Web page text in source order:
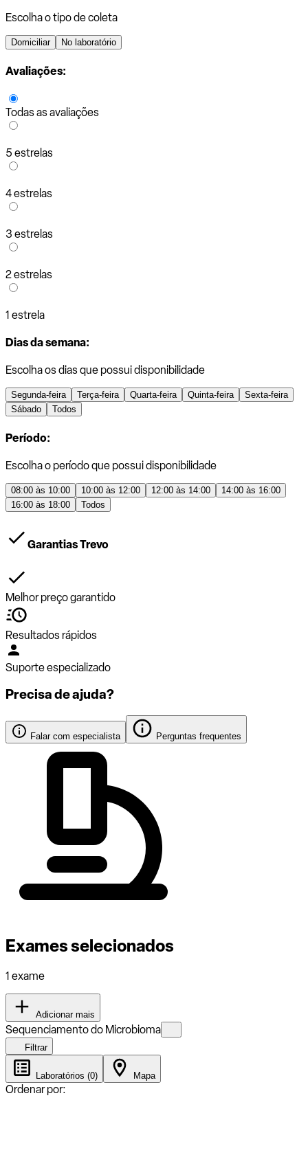
Escolha o tipo de coleta
Domiciliar No laboratório
Avaliações:
Todas as avaliações
5 estrelas
4 estrelas
3 estrelas
2 estrelas
1 estrela
Dias da semana:
Escolha os dias que possui disponibilidade
Segunda-feira Terça-feira Quarta-feira Quinta-feira
Sexta-feira
Sábado
Todos
Período:
Escolha o período que possui disponibilidade
08:00 às 10:00 10:00 às 12:00 12:00 às 14:00
14:00 às 16:00
16:00 às 18:00
Todos
Garantias Trevo
Melhor preço garantido
Resultados rápidos
Suporte especializado
Precisa de ajuda?
Falar com especialista Perguntas frequentes
Exames selecionados
1 exame
Adicionar mais
Sequenciamento do Microbioma
Filtrar
Laboratórios (0) Mapa
Ordenar por: